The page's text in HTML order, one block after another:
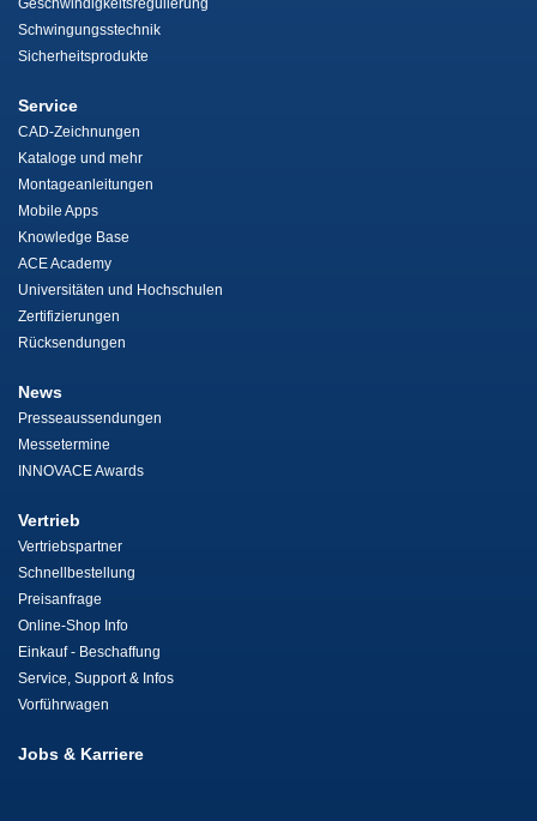
Geschwindigkeitsregulierung
Schwingungsstechnik
Sicherheitsprodukte
Service
CAD-Zeichnungen
Kataloge und mehr
Montageanleitungen
Mobile Apps
Knowledge Base
ACE Academy
Universitäten und Hochschulen
Zertifizierungen
Rücksendungen
News
Presseaussendungen
Messetermine
INNOVACE Awards
Vertrieb
Vertriebspartner
Schnellbestellung
Preisanfrage
Online-Shop Info
Einkauf - Beschaffung
Service, Support & Infos
Vorführwagen
Jobs & Karriere